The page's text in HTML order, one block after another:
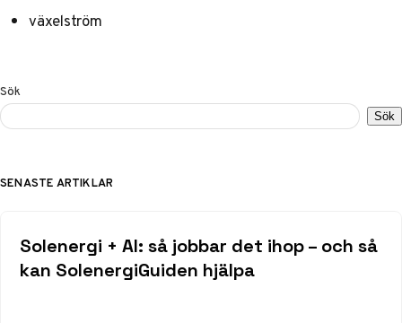
växelström
Sök
Sök
SENASTE ARTIKLAR
Solenergi + AI: så jobbar det ihop – och så
kan SolenergiGuiden hjälpa